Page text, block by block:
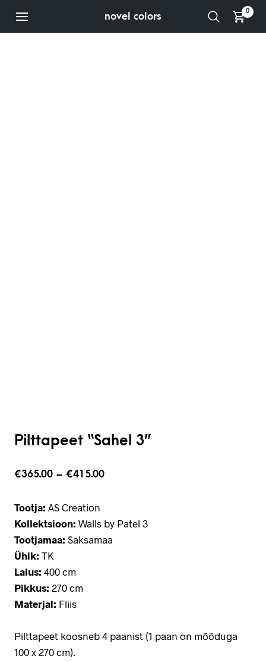
novel colors 0
Pilttapeet “Sahel 3”
€365.00 – €415.00
Tootja: AS Creation
Kollektsioon: Walls by Patel 3
Tootjamaa: Saksamaa
Ühik: TK
Laius: 400 cm
Pikkus: 270 cm
Materjal: Fliis
Pilttapeet koosneb 4 paanist (1 paan on mõõduga
100 x 270 cm).